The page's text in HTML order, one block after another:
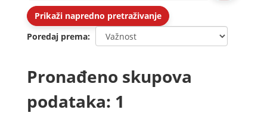
Prikaži napredno pretraživanje
Poredaj prema
Pronađeno skupova
podataka: 1